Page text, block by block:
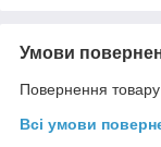
Умови
Повернення
Всі умови